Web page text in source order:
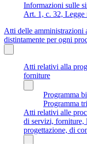
Informazioni sulle
Art. 1, c. 32, Legge
Atti delle amministrazioni
distintamente per ogni
Atti relativi alla
forniture
Programma
Programma
Atti relativi alle
di servizi, forniture,
progettazione, di